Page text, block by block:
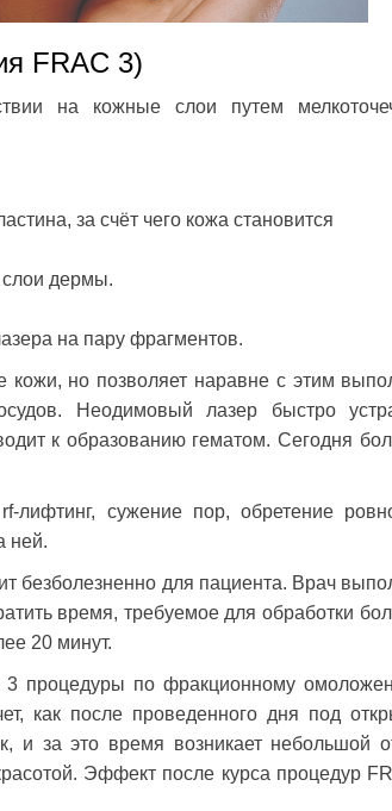
FRAC 3)
на кожные слои путем
за счёт чего кожа становится
слои дермы.
на пару фрагментов.
но позволяет наравне с этим
Неодимовый лазер быстро
к образованию гематом. Сегодня
лифтинг, сужение пор, обретение
ней.
безболезненно для пациента. Врач
время, требуемое для обработки
20 минут.
3 процедуры по фракционному
как после проведенного дня под
и за это время возникает небольшой
Эффект после курса процедур